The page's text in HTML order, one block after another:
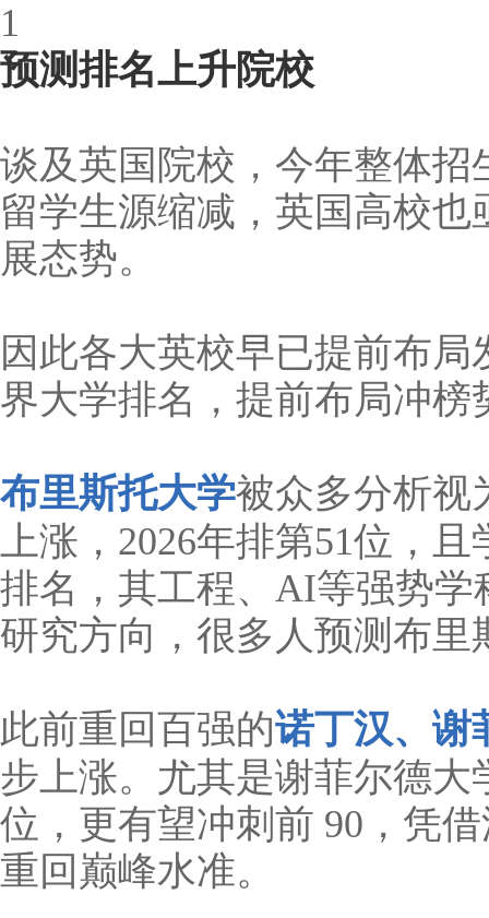
1
预测排名上升院校
谈及英国院校，今年整体
留学生源缩减，英国高校
展态势。
因此各大英校早已提前布局
界大学排名，提前布局冲榜
布里斯托大学被众多分析视
上涨，2026年排第51位，
排名，其工程、AI等强势学
研究方向，很多人预测布里
此前重回百强的诺丁汉、谢
步上涨。尤其是谢菲尔德
位，更有望冲刺前 90，凭
重回巅峰水准。